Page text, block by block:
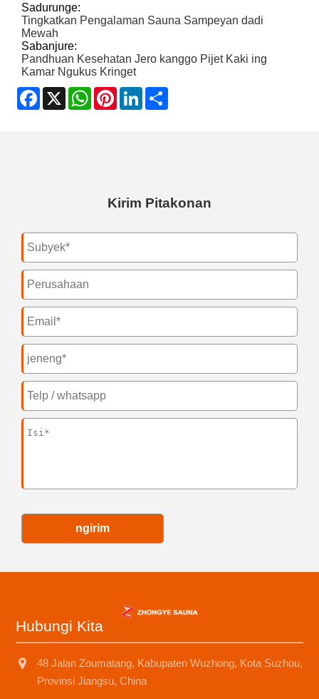
Sadurunge:
Tingkatkan Pengalaman Sauna Sampeyan dadi
Mewah
Sabanjure:
Pandhuan Kesehatan Jero kanggo Pijet Kaki ing
Kamar Ngukus Kringet
Facebook
X WhatsApp
PinterestLinkedIn
Kirim Pitakonan
ngirim
Hubungi Kita
48 Jalan Zoumatang, Kabupaten Wuzhong, Kota Suzhou,
Provinsi Jiangsu, China